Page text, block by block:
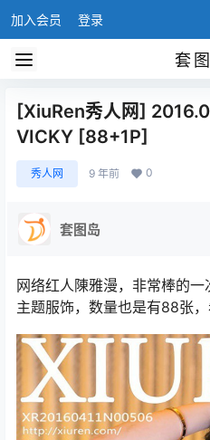
加入会员 登录
套
[XiuRen秀人网]
VICKY [88+1P]
秀人网 9 年前 0
套图岛
网络红人陳雅漫，非常棒的
主题服饰，数量也是有88张